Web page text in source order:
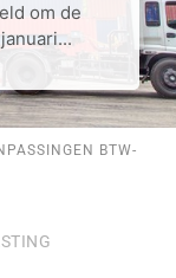
om de
BTW-